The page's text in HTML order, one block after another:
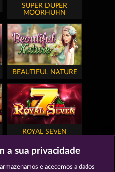
SUPER DUPER
MOORHUHN
BEAUTIFUL NATURE
ROYAL SEVEN
a sua privacidade
e acedemos a dados